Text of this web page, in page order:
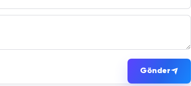
Gönder